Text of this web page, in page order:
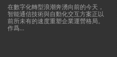
在數字化轉型浪潮奔湧向前的今天，
智能通信技術與自動化交互方案正以
前所未有的速度重塑企業運營格局。
作爲...